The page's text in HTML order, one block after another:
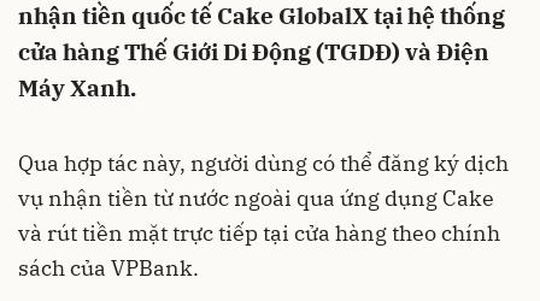
nhận tiền quốc tế Cake GlobalX tại hệ thống
cửa hàng Thế Giới Di Động (TGDĐ) và Điện
Máy Xanh.
Qua hợp tác này, người dùng có thể đăng ký dịch
vụ nhận tiền từ nước ngoài qua ứng dụng Cake
và rút tiền mặt trực tiếp tại cửa hàng theo chính
sách của VPBank.